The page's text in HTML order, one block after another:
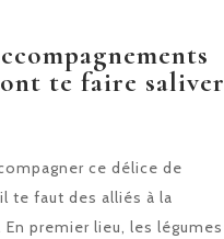
te faire saliver
ce délice de
te faut des alliés à la
En premier lieu, les légumes